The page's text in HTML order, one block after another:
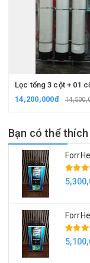
Lọc tổng 3 cột + 01
14,200,000đ
Bạn có thể thích